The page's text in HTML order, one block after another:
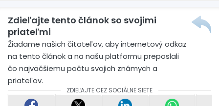
Zdieľajte tento článok so svojimi
priateľmi
Žiadame našich čitateľov, aby internetový odkaz
na tento článok a na našu platformu preposlali
čo najväčšiemu počtu svojich známych a
priateľov.
ZDIEĽAJTE CEZ SOCIÁLNE SIETE